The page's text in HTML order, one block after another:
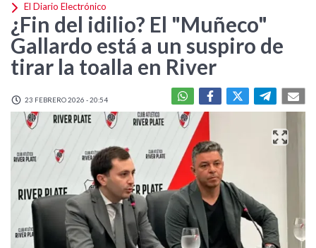
El Diario Electrónico
¿Fin del idilio? El "Muñeco"
Gallardo está a un suspiro de
tirar la toalla en River
23 FEBRERO 2026 - 20:54